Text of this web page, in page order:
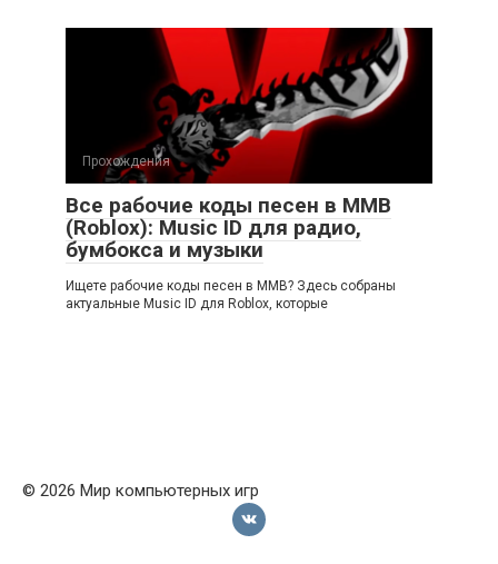
Прохождения
Все рабочие коды песен в ММВ
(Roblox): Music ID для радио,
бумбокса и музыки
Ищете рабочие коды песен в ММВ? Здесь собраны
актуальные Music ID для Roblox, которые
© 2026 Мир компьютерных игр